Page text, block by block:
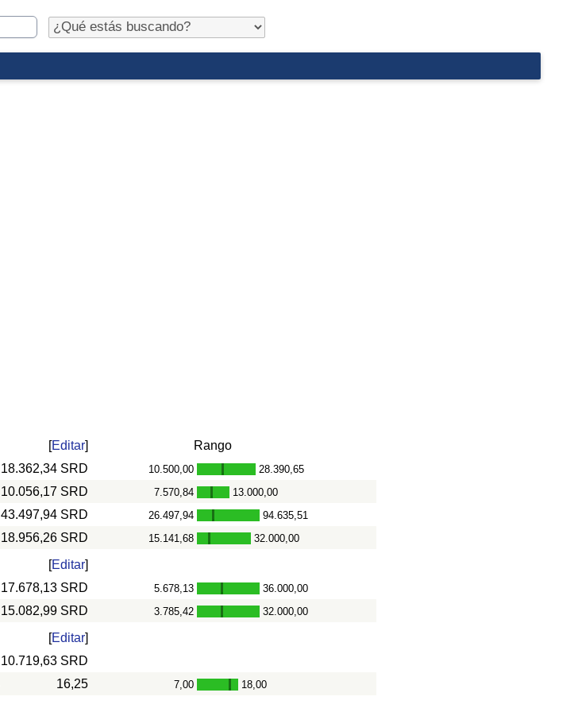
[Editar]
Rango
18.362,34 SRD 10.500,00 - 28.390,65
10.056,17 SRD 7.570,84 - 13.000,00
43.497,94 SRD 26.497,94 - 94.635,51
18.956,26 SRD 15.141,68 - 32.000,00
[Editar]
17.678,13 SRD 5.678,13 - 36.000,00
15.082,99 SRD 3.785,42 - 32.000,00
[Editar]
10.719,63 SRD
16,25 7,00 - 18,00